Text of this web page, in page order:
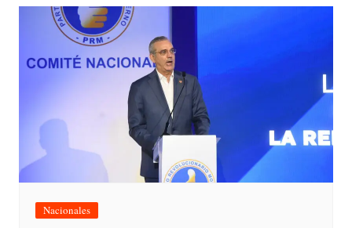
Nacionales